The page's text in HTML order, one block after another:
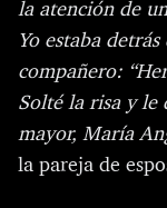
la atención de
Yo estaba
compañero:
Solté la risa y le
mayor, María
la pareja de